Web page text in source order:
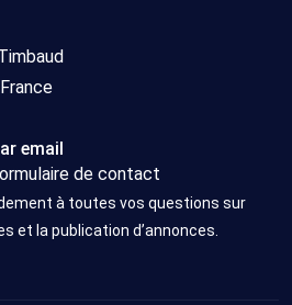
email
de contact
à toutes vos questions sur
et la publication d’annonces.